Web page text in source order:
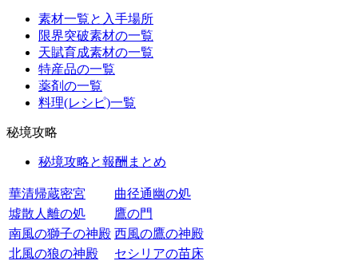
素材一覧と入手場所
限界突破素材の一覧
天賦育成素材の一覧
特産品の一覧
薬剤の一覧
料理(レシピ)一覧
秘境攻略
秘境攻略と報酬まとめ
華清帰蔵密宮
曲径通幽の処
墟散人離の処
鷹の門
南風の獅子の神殿 西風の鷹の神殿
北風の狼の神殿
セシリアの苗床